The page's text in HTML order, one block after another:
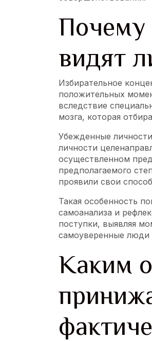
Почему
видят
Избирательное
положительных
вследствие
мозга, которая
Убежденные
личности
осуществленном
предполагаемого
проявили свои
Такая особенность
самоанализа и
поступки, выявляя
самоуверенные люди
Каким